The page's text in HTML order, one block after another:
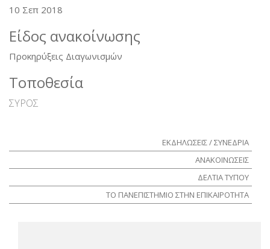
10 Σεπ 2018
Είδος ανακοίνωσης
Προκηρύξεις Διαγωνισμών
Τοποθεσία
ΣΥΡΟΣ
ΕΚΔΗΛΩΣΕΙΣ / ΣΥΝΕΔΡΙΑ
ΑΝΑΚΟΙΝΩΣΕΙΣ
ΔΕΛΤΙΑ ΤΥΠΟΥ
ΤΟ ΠΑΝΕΠΙΣΤΗΜΙΟ ΣΤΗΝ ΕΠΙΚΑΙΡΟΤΗΤΑ